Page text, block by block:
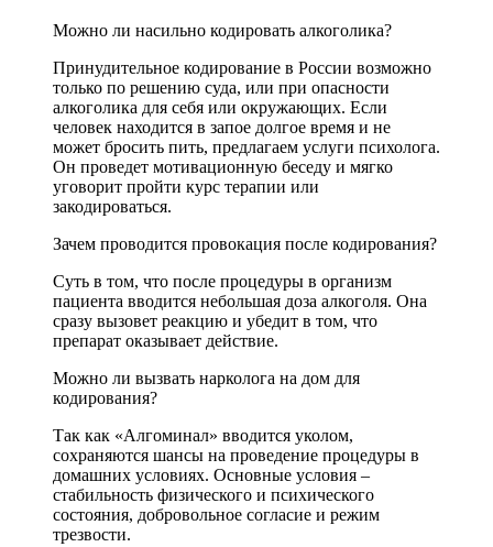
Можно ли насильно кодировать алкоголика?
Принудительное кодирование в России возможно
только по решению суда, или при опасности
алкоголика для себя или окружающих. Если
человек находится в запое долгое время и не
может бросить пить, предлагаем услуги психолога.
Он проведет мотивационную беседу и мягко
уговорит пройти курс терапии или
закодироваться.
Зачем проводится провокация после кодирования?
Суть в том, что после процедуры в организм
пациента вводится небольшая доза алкоголя. Она
сразу вызовет реакцию и убедит в том, что
препарат оказывает действие.
Можно ли вызвать нарколога на дом для
кодирования?
Так как «Алгоминал» вводится уколом,
сохраняются шансы на проведение процедуры в
домашних условиях. Основные условия –
стабильность физического и психического
состояния, добровольное согласие и режим
трезвости.